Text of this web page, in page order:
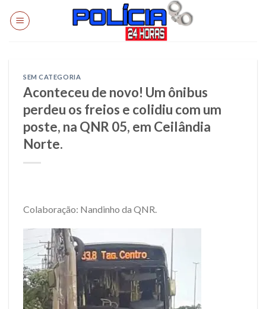
SEM CATEGORIA
Aconteceu de novo! Um ônibus
perdeu os freios e colidiu com um
poste, na QNR 05, em Ceilândia
Norte.
Colaboração: Nandinho da QNR.